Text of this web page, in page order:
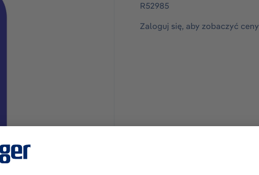
R52985
Zaloguj się, aby zobaczyć ceny